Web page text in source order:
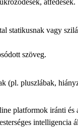
átfedések.
statikusnak vagy
szöveg.
(pl. pluszlábak,
platformok iránti és
intelligencia